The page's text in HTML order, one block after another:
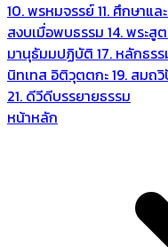
10. พรหมจรรย์11. ศึกษาแ
สงบเมื่อพบธรรม 14. พระสู
มานุธัมมปฏิบัติ 17. หลักธร
นิทเทส อิติวุตตกะ19. สมถ
21. ดีวีดีบรรยายธรรม
หน้าหลัก